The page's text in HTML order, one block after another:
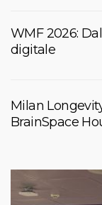
WMF 2026:
digitale
Milan
BrainSpace